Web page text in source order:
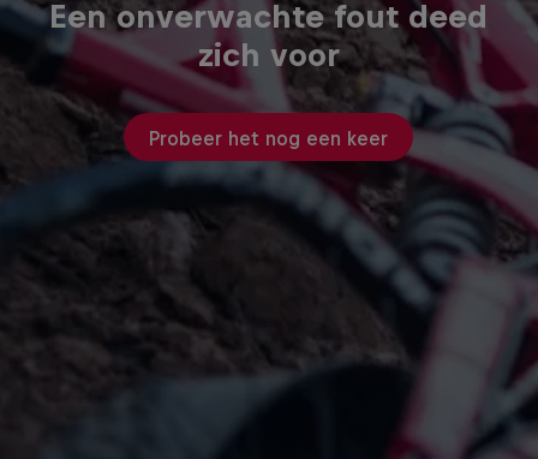
Een onverwachte fout deed
zich voor
Probeer het nog een keer